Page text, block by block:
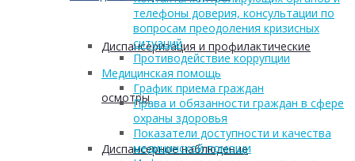
Диспансеризация и профилактические
осмотры
Диспансерное наблюдение
телефоны доверия, консультации по
вопросам преодоления кризисных
ситуаций
Противодействие коррупции
Медицинская помощь
График приема граждан
Права и обязанности граждан в сфере
охраны здоровья
Показатели доступности и качества
медицинской помощи